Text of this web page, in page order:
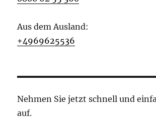
Aus dem Ausland:
+4969625536
Nehmen Sie jetzt schnell und
auf.